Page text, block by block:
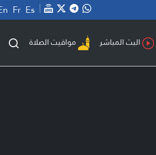
Fr Es
البث المباشر مواقيت الصلاة